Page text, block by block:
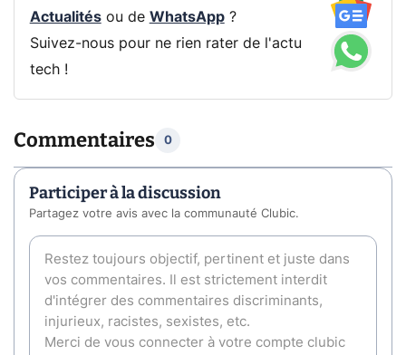
Actualitésou de WhatsApp?
Suivez-nous pour ne rien rater de l'actu
tech !
Commentaires 0
Participer à la discussion
Partagez votre avis avec la communauté Clubic.